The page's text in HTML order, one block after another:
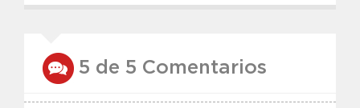
5 de 5 Comentarios